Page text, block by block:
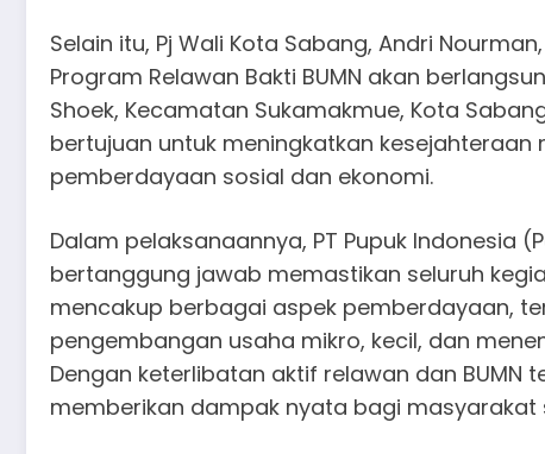
Selain itu, Pj Wali Kota Sabang, Andri
Program Relawan Bakti BUMN akan
Shoek, Kecamatan Sukamakmue, Kota
bertujuan untuk meningkatkan
pemberdayaan sosial dan ekonomi.
Dalam pelaksanaannya, PT Pupuk Indonesia
bertanggung jawab memastikan seluruh
mencakup berbagai aspek pemberdayaan,
pengembangan usaha mikro, kecil, dan
Dengan keterlibatan aktif relawan dan
memberikan dampak nyata bagi masyarakat